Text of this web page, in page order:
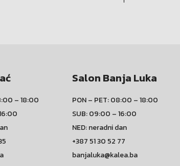
– 18:00
Salon Banja Luka
PON – PET: 08:00 – 18:00
SUB: 09:00 – 16:00
NED: neradni dan
+387 51 30 52 77
banjaluka@kalea.ba